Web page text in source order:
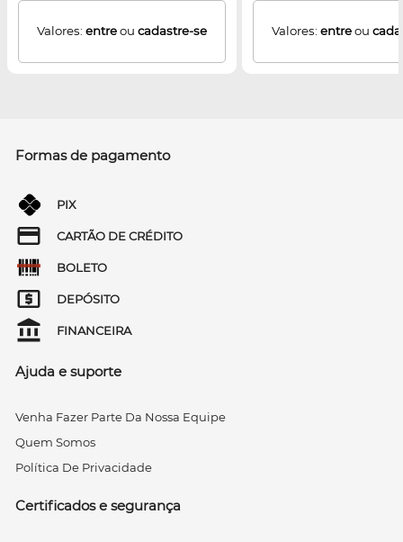
Valores: entreou cadastre-se Valores: entreou
Formas de pagamento
PIX
CARTÃO DE CRÉDITO
BOLETO
DEPÓSITO
FINANCEIRA
Ajuda e suporte
Venha Fazer Parte Da Nossa Equipe
Quem Somos
Política De Privacidade
Certificados e segurança